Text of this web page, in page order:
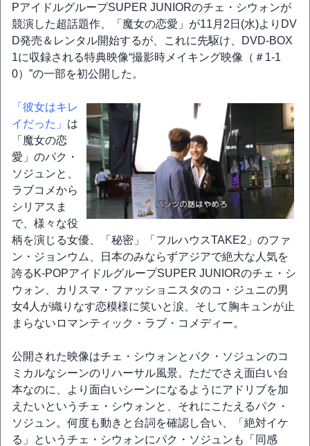
PアイドルグループSUPER JUNIORのチェ・シウォンが
競演した超話題作、「魔女の恋愛」が11月2日(水)よりDV
D発売＆レンタル開始するが、これに先駆け、DVD-BOX
1に収録される特典映像“撮影時メイキング映像（＃1-1
0）”の一部を初公開した。
「彼女はキレ
イだった」 は
「魔女の恋
愛」のパク・
ソジュンと、
ラブコメから
シリアスま
で、様々な役
柄を演じる女優、「秘密」「フルハウスTAKE2」のファ
ン・ジョンウム、日本のみならずアジアで絶大な人気を
誇るK-POPアイドルグループSUPER JUNIORのチェ・シ
ウォン、カリスマ・ファッショニスタのコ・ジュニの男
女4人が織りなす恋模様に笑いと涙、そして胸キュンが止
まらないロマンティック・ラブ・コメディー。
公開された映像はチェ・シウォンとパク・ソジュンのコ
ミカルなシーンのリハーサル風景。ただでさえ面白い台
本なのに、より面白いシーンになるようにアドリブを加
えたいというチェ・シウォンと、それにこたえるパク・
ソジュン。何度も動きと台詞を確認し合い、「絶対イケ
る」というチェ・シウォンにパク・ソジュンも「同感